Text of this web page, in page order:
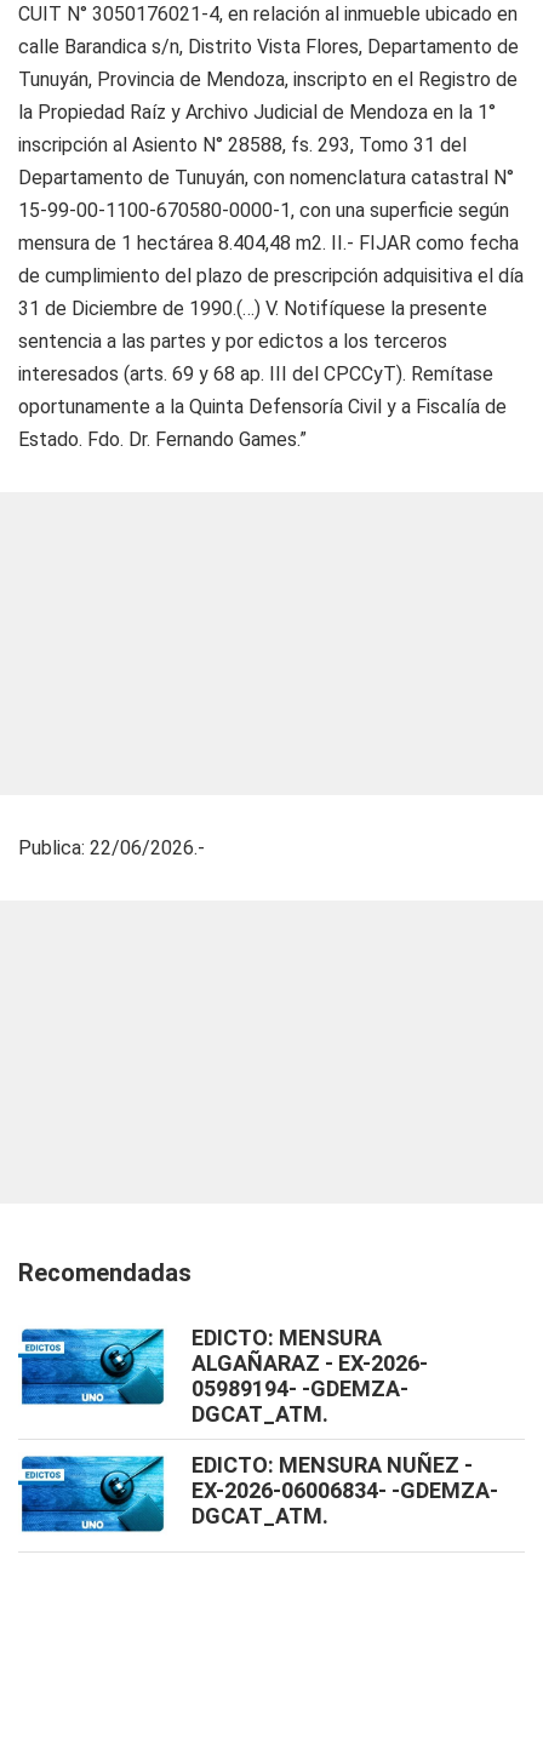
CUIT N° 3050176021-4, en relación al inmueble ubicado en
calle Barandica s/n, Distrito Vista Flores, Departamento de
Tunuyán, Provincia de Mendoza, inscripto en el Registro de
la Propiedad Raíz y Archivo Judicial de Mendoza en la 1°
inscripción al Asiento N° 28588, fs. 293, Tomo 31 del
Departamento de Tunuyán, con nomenclatura catastral N°
15-99-00-1100-670580-0000-1, con una superficie según
mensura de 1 hectárea 8.404,48 m2. II.- FIJAR como fecha
de cumplimiento del plazo de prescripción adquisitiva el día
31 de Diciembre de 1990.(…) V. Notifíquese la presente
sentencia a las partes y por edictos a los terceros
interesados (arts. 69 y 68 ap. III del CPCCyT). Remítase
oportunamente a la Quinta Defensoría Civil y a Fiscalía de
Estado. Fdo. Dr. Fernando Games.”
Publica: 22/06/2026.-
Recomendadas
EDICTO: MENSURA
ALGAÑARAZ - EX-2026-
05989194- -GDEMZA-
DGCAT_ATM.
EDICTO: MENSURA NUÑEZ -
EX-2026-06006834- -GDEMZA-
DGCAT_ATM.